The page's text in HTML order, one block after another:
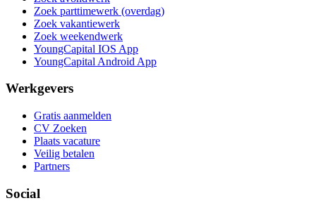
Zoek parttimewerk (overdag)
Zoek vakantiewerk
Zoek weekendwerk
YoungCapital IOS App
YoungCapital Android App
Werkgevers
Gratis aanmelden
CV Zoeken
Plaats vacature
Veilig betalen
Partners
Social